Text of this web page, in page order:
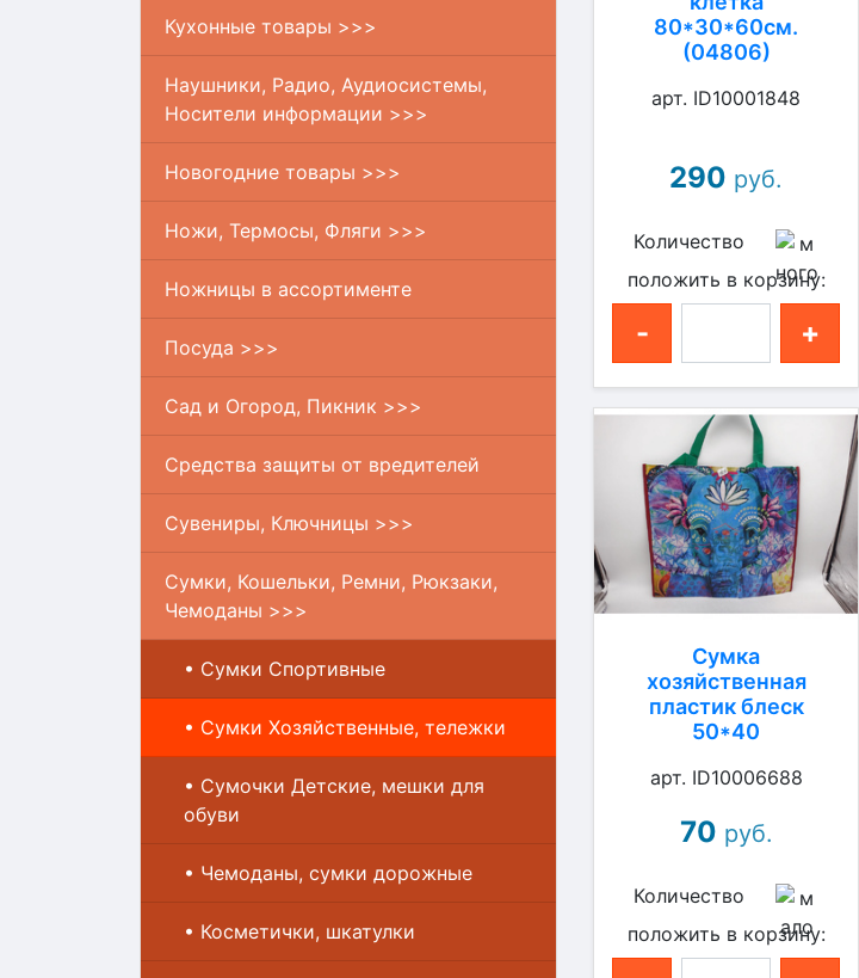
Кухонные товары >>>
Наушники, Радио, Аудиосистемы,
Носители информации >>>
Новогодние товары >>>
Ножи, Термосы, Фляги >>>
Ножницы в ассортименте
Посуда >>>
Сад и Огород, Пикник >>>
Средства защиты от вредителей
Сувениры, Ключницы >>>
Сумки, Кошельки, Ремни, Рюкзаки,
Чемоданы >>>
• Сумки Спортивные
• Сумки Хозяйственные, тележки
• Сумочки Детские, мешки для
обуви
• Чемоданы, сумки дорожные
• Косметички, шкатулки
80*30*60см.
(04806)
арт. ID10001848
290 руб.
Количество
положить в корзину:
- +
Сумка
хозяйственная
пластик блеск
50*40
арт. ID10006688
70 руб.
Количество
положить в корзину: